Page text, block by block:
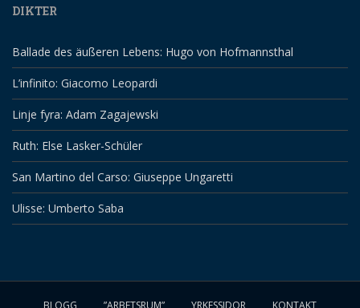
DIKTER
Ballade des äußeren Lebens: Hugo von Hofmannsthal
L’infinito: Giacomo Leopardi
Linje fyra: Adam Zagajewski
Ruth: Else Lasker-Schüler
San Martino del Carso: Giuseppe Ungaretti
Ulisse: Umberto Saba